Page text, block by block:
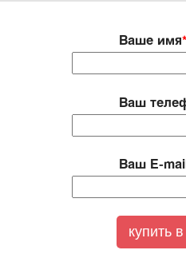
Ваше имя*
Ваш
Ваш E-mail